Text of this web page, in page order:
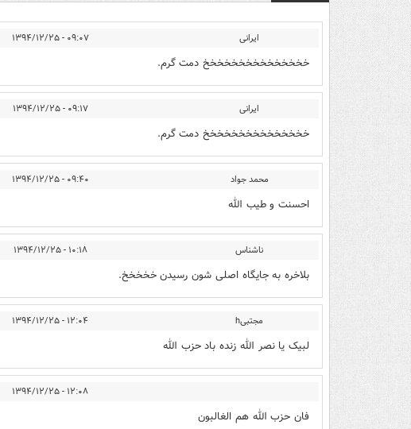
ایرانی ۰۹:۰۷ - ۱۳۹۴/۱۲/۲۵
خخخخخخخخخخخخخخخ دمت گرم.
ایرانی ۰۹:۱۷ - ۱۳۹۴/۱۲/۲۵
خخخخخخخخخخخخخخخ دمت گرم.
محمد جواد ۰۹:۴۰ - ۱۳۹۴/۱۲/۲۵
احسنت و طیب الله
ناشناس ۱۰:۱۸ - ۱۳۹۴/۱۲/۲۵
بلاخره به جایگاه اصلی شون رسیدن خخخخخ.
مجتبیh ۱۲:۰۴ - ۱۳۹۴/۱۲/۲۵
لبیک یا نصر الله زنده باد حزب الله
۱۲:۰۸ - ۱۳۹۴/۱۲/۲۵
فان حزب الله هم الغالبون